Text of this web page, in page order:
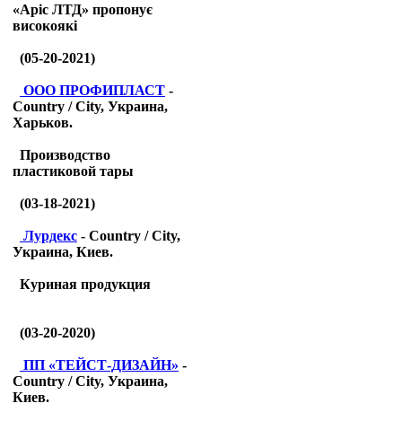
«Аріс ЛТД» пропонує
високоякі
(05-20-2021)
ООО ПРОФИПЛАСТ -
Country / City, Украина,
Харьков.
Производство
пластиковой тары
(03-18-2021)
Лурдекс - Country / City,
Украина, Киев.
Куриная продукция
(03-20-2020)
ПП «ТЕЙСТ-ДИЗАЙН» -
Country / City, Украина,
Киев.